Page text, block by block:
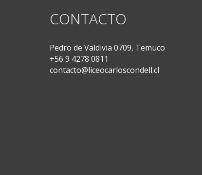
CONTACTO
Pedro de Valdivia 0709, Temuco
+56 9 4278 0811
contacto@liceocarloscondell.cl